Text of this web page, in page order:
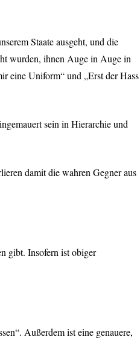
Staate ausgeht, und die
wurden, ihnen Auge in Auge in
eine Uniform“ und „Erst der Hass
sein in Hierarchie und
damit die wahren Gegner aus
gibt. Insofern ist obiger
Außerdem ist eine genauere,